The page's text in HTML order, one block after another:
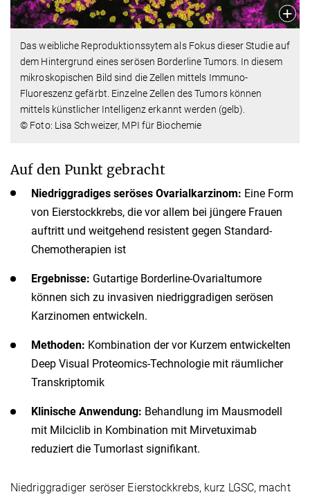
Das weibliche Reproduktionssytem als Fokus dieser Studie auf
dem Hintergrund eines serösen Borderline Tumors. In diesem
mikroskopischen Bild sind die Zellen mittels Immuno-
Fluoreszenz gefärbt. Einzelne Zellen des Tumors können
mittels künstlicher Intelligenz erkannt werden (gelb).
© Foto: Lisa Schweizer, MPI für Biochemie
Auf den Punkt gebracht
Niedriggradiges seröses Ovarialkarzinom: Eine Form
von Eierstockkrebs, die vor allem bei jüngere Frauen
auftritt und weitgehend resistent gegen Standard-
Chemotherapien ist
Ergebnisse: Gutartige Borderline-Ovarialtumore
können sich zu invasiven niedriggradigen serösen
Karzinomen entwickeln.
Methoden: Kombination der vor Kurzem entwickelten
Deep Visual Proteomics-Technologie mit räumlicher
Transkriptomik
Klinische Anwendung: Behandlung im Mausmodell
mit Milciclib in Kombination mit Mirvetuximab
reduziert die Tumorlast signifikant.
Niedriggradiger seröser Eierstockkrebs, kurz LGSC, macht